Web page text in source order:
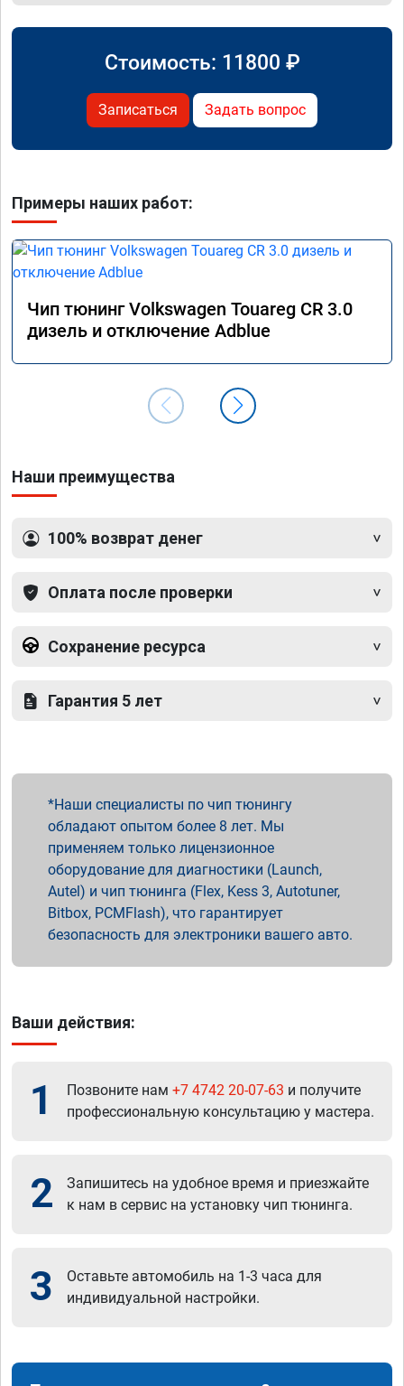
Стоимость: 11800 ₽
Записаться Задать вопрос
Примеры наших работ:
Чип тюнинг Volkswagen Touareg CR 3.0
дизель и отключение Adblue
Наши преимущества
100% возврат денег
Оплата после проверки
Сохранение ресурса
Гарантия 5 лет
Наши специалисты по чип тюнингу
обладают опытом более 8 лет. Мы
применяем только лицензионное
оборудование для диагностики (Launch,
Autel) и чип тюнинга (Flex, Kess 3, Autotuner,
Bitbox, PCMFlash), что гарантирует
безопасность для электроники вашего авто.
Ваши действия:
1 Позвоните нам +7 4742 20-07-63 и получите
профессиональную консультацию у мастера.
2
Запишитесь на удобное время и приезжайте
к нам в сервис на установку чип тюнинга.
3
Оставьте автомобиль на 1-3 часа для
индивидуальной настройки.